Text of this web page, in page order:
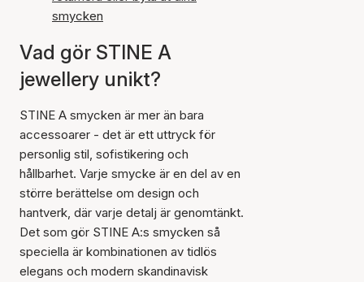
smycken
Vad gör STINE A
jewellery unikt?
STINE A smycken är mer än bara
accessoarer - det är ett uttryck för
personlig stil, sofistikering och
hållbarhet. Varje smycke är en del av en
större berättelse om design och
hantverk, där varje detalj är genomtänkt.
Det som gör STINE A:s smycken så
speciella är kombinationen av tidlös
elegans och modern skandinavisk